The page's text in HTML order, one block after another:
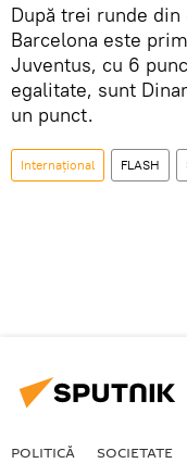
După trei runde din
Barcelona este
Juventus, cu 6
egalitate, sunt
un punct.
Internaţional FLASH
POLITICĂ SOCIETATE